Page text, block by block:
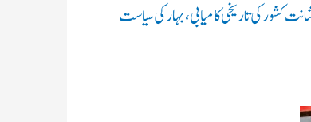
کشور کی تاریخی کامیابی، بہار کی سیاست